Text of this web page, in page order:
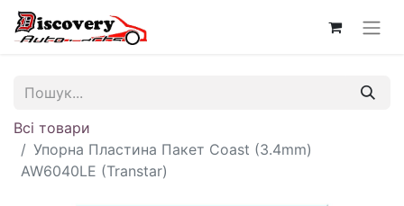
Всі товари
Упорна Пластина Пакет Coast (3.4mm)
AW6040LE (Transtar)